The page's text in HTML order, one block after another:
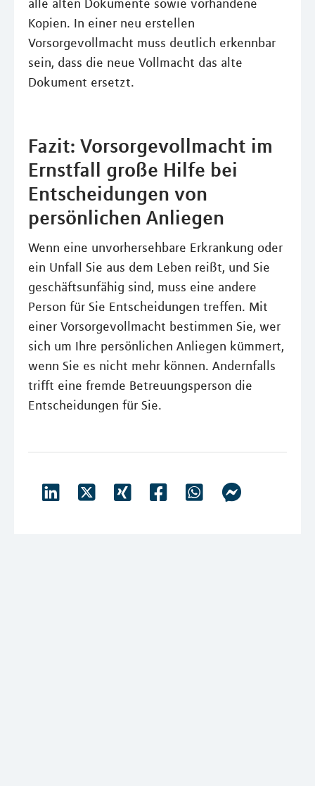
alle alten Dokumente sowie vorhandene
Kopien. In einer neu erstellen
Vorsorgevollmacht muss deutlich erkennbar
sein, dass die neue Vollmacht das alte
Dokument ersetzt.
Fazit: Vorsorgevollmacht im
Ernstfall große Hilfe bei
Entscheidungen von
persönlichen Anliegen
Wenn eine unvorhersehbare Erkrankung oder
ein Unfall Sie aus dem Leben reißt, und Sie
geschäftsunfähig sind, muss eine andere
Person für Sie Entscheidungen treffen. Mit
einer Vorsorgevollmacht bestimmen Sie, wer
sich um Ihre persönlichen Anliegen kümmert,
wenn Sie es nicht mehr können. Andernfalls
trifft eine fremde Betreuungsperson die
Entscheidungen für Sie.